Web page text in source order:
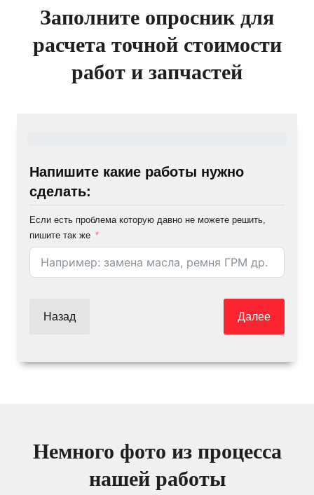
Заполните опросник для
расчета точной стоимости
работ и запчастей
Напишите какие работы нужно
сделать:
Если есть проблема которую давно не можете решить,
пишите так же
Назад Далее
Немного фото из процесса
нашей работы